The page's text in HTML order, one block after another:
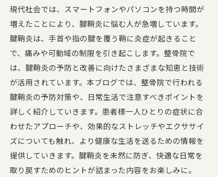
現代社会では、スマートフォンやパソコンを持つ時間が
増えたことにより、腱鞘炎に悩む人が急増しています。
腱鞘炎は、手首や指の腱を覆う鞘に炎症が起きること
で、痛みや可動域の制限を引き起こします。整骨院で
は、腱鞘炎の予防と改善に向けたさまざまな知恵と技術
が活用されています。本ブログでは、整骨院で行われる
腱鞘炎の予防対策や、日常生活で注意すべきポイントを
詳しく紹介していきます。患者様一人ひとりの症状に合
わせたアプローチや、効果的なストレッチやエクササイ
ズについても触れ、より健康な生活を送るための情報を
提供していきます。腱鞘炎を未然に防ぎ、快適な日常を
取り戻すためのヒントが詰まった内容をお楽しみに。